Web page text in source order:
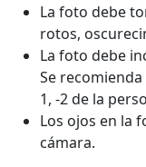
La foto debe
rotos,
La foto debe
Se
1, -2 de la
Los ojos en la
cámara.